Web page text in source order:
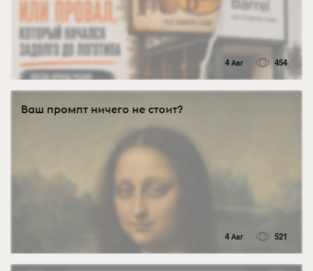
4 Авг 454
Ваш промпт ничего не стоит?
4 Авг 521